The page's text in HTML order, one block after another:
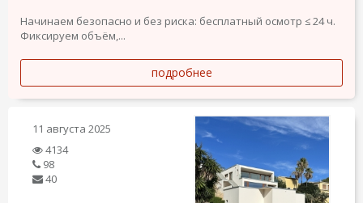
Начинаем безопасно и без риска: бесплатный осмотр ≤ 24 ч.
Фиксируем объём,...
подробнее
11 августа 2025
4134
98
40